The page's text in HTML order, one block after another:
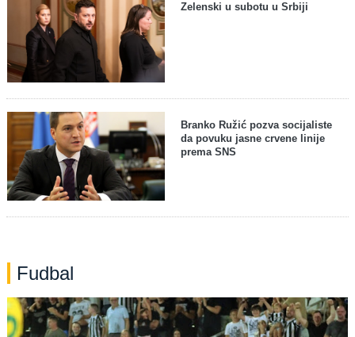
Zelenski u subotu u Srbiji
Branko Ružić pozva socijaliste
da povuku jasne crvene linije
prema SNS
Fudbal